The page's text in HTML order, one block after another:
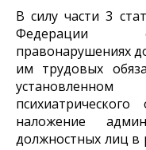
В силу части 3
Федерации
правонарушениях
им трудовых
установленном
психиатрического
наложение
должностных лиц в